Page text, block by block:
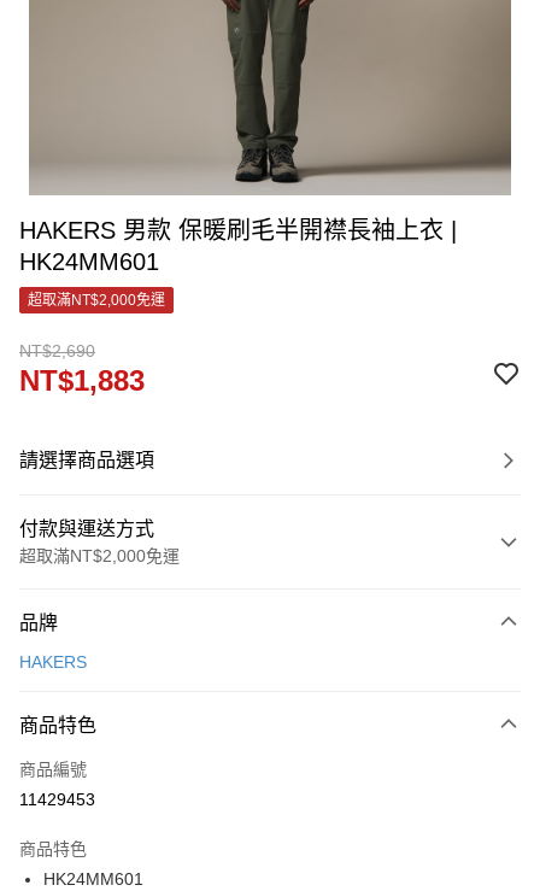
HAKERS 男款 保暖刷毛半開襟長袖上衣 |
HK24MM601
超取滿NT$2,000免運
NT$2,690
NT$1,883
請選擇商品選項
付款與運送方式
超取滿NT$2,000免運
信用卡一次付款
Apple Pay
街口支付
ATM付款
品牌
HAKERS
商品特色
商品編號
11429453
商品特色
HK24MM601